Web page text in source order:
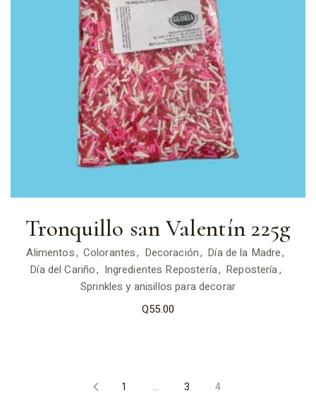
Tronquillo san Valentín 225g
Alimentos Colorantes Decoración
Día de la Madre
Día del Cariño
Ingredientes Repostería Repostería
Sprinkles y anisillos para decorar
Q55.00
1 … 3 4